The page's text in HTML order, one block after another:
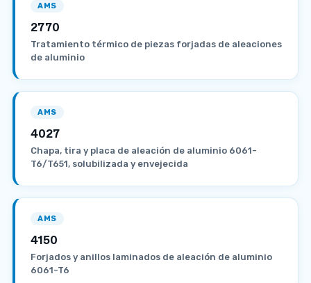
AMS
2770
Tratamiento térmico de piezas forjadas de aleaciones
de aluminio
AMS
4027
Chapa, tira y placa de aleación de aluminio 6061-
T6/T651, solubilizada y envejecida
AMS
4150
Forjados y anillos laminados de aleación de aluminio
6061-T6